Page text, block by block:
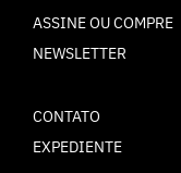
ASSINE OU COMPRE
NEWSLETTER
CONTATO
EXPEDIENTE